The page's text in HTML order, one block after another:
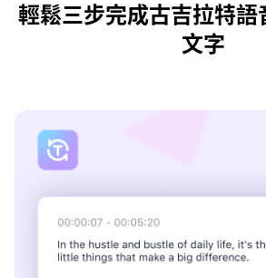
輕鬆三步完成古吉拉特語
文字